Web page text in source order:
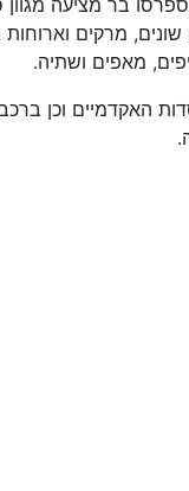
בר מציעה מגוון
מרקים וארוחות
מאפים ושתיה.
האקדמיים וכן